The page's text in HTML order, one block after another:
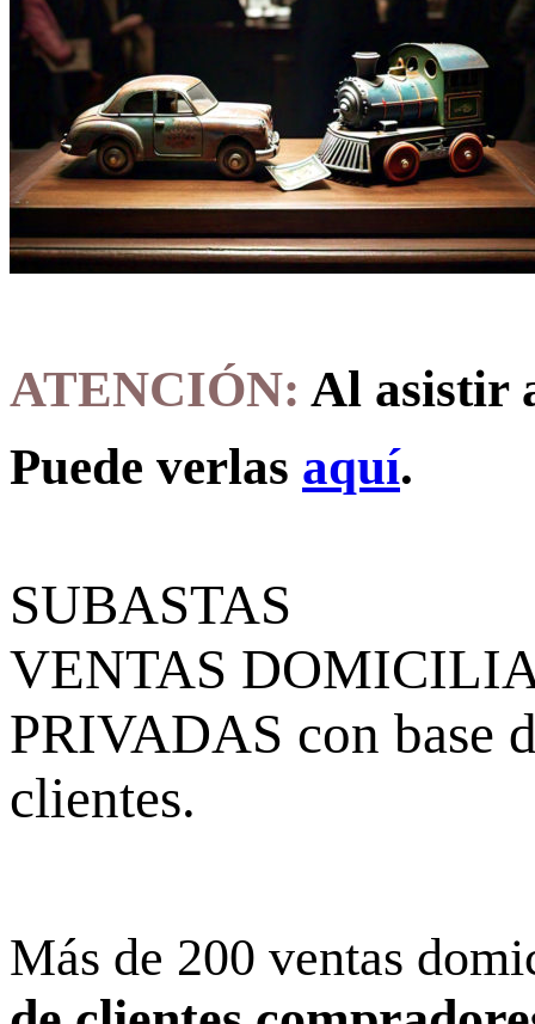
ATENCIÓN: Al asistir
Puede verlas aquí.
SUBASTAS
VENTAS
PRIVADAS con base
clientes.
Más de 200 ventas